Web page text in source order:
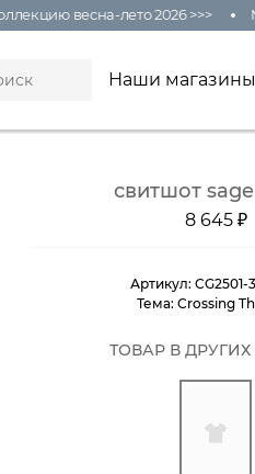
весна-лето 2026 >>>
Наши магазины
свитшот
8 645 ₽
Артикул:CG2501-
Тема:Crossing
ТОВАР В ДРУГИХ